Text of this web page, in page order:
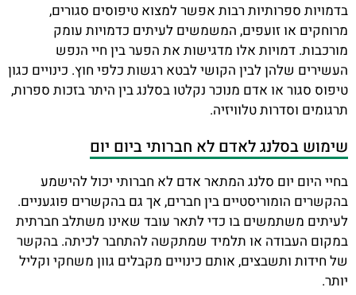
בדמויות ספרותיות רבות אפשר למצוא טיפוסים סגורים,
מרוחקים או זועפים, המשמשים לעיתים כדמויות עומק
מורכבות. דמויות אלו מדגישות את הפער בין חיי הנפש
העשירים שלהן לבין הקושי לבטא רגשות כלפי חוץ. כינויים כגון
טיפוס סגור או אדם מנוכר נקלטו בסלנג בין היתר בזכות ספרות,
תרגומים וסדרות טלוויזיה.
שימוש בסלנג לאדם לא חברותי ביום יום
בחיי היום יום סלנג המתאר אדם לא חברותי יכול להישמע
בהקשרים הומוריסטיים בין חברים, אך גם בהקשרים פוגעניים.
לעיתים משתמשים בו כדי לתאר עובד שאינו משתלב חברתית
במקום העבודה או תלמיד שמתקשה להתחבר לכיתה. בהקשר
של חידות ותשבצים, אותם כינויים מקבלים גוון משחקי וקליל
יותר.